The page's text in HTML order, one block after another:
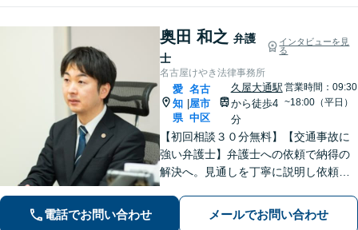
奥田 和之 弁護
士
インタビューを見
る
名古屋けやき法律事務所
愛
知
県
名古
屋市
中区
久屋大通駅
から徒歩4
分
営業時間：09:30
~18:00（平日）
【初回相談３０分無料】【交通事故に
強い弁護士】弁護士への依頼で納得の
解決へ。見通しを丁寧に説明し依頼者
ーネット問題】【久屋大通駅徒歩4分】
電話でお問い合わせ メールでお問い合わせ